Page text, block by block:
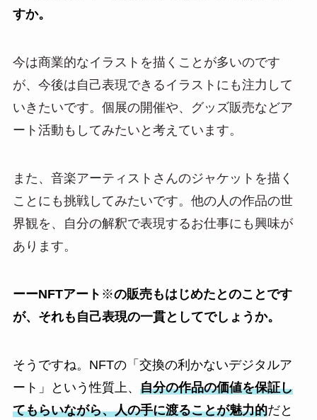
すか。
今は商業的なイラストを描くことが多いのです
が、今後は自己表現できるイラストにも注力して
いきたいです。個展の開催や、グッズ販売などア
ート活動もしてみたいと考えています。
また、音楽アーティストさんのジャケットを描く
ことにも挑戦してみたいです。他の人の作品の世
界観を、自分の解釈で表現するお仕事にも興味が
あります。
ーーNFTアート ※の販売もはじめたとのことです
が、それも自己表現の一貫としてでしょうか。
そうですね。NFTの「交換の利かないデジタルア
ート」という性質上、 自分の作品の価値を保証し
てもらいながら、人の手に渡ることが魅力的だと